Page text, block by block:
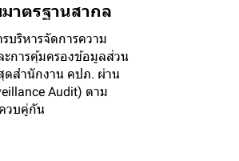
าตรฐานสากล
บริหารจัดการความ
การคุ้มครองข้อมูลส่วน
ดสำนักงาน คปภ. ผ่าน
Audit) ตาม
วบคู่กัน